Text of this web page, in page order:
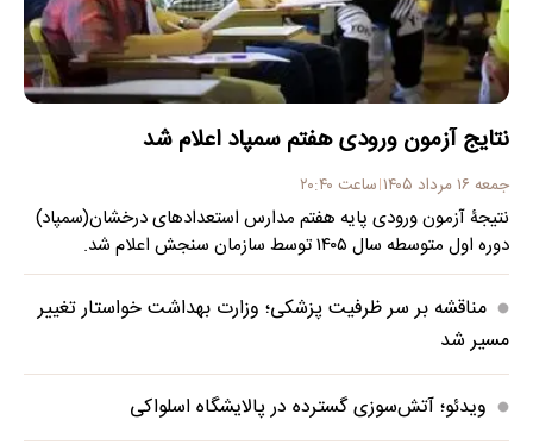
نتایج آزمون ورودی هفتم سمپاد اعلام شد
جمعه ۱۶ مرداد ۱۴۰۵ ساعت ۲۰:۴۰
نتیجۀ آزمون ورودی پایه هفتم مدارس استعدادهای درخشان(سمپاد)
دوره اول متوسطه سال ۱۴۰۵ توسط سازمان سنجش اعلام شد.
مناقشه بر سر ظرفیت پزشکی؛ وزارت بهداشت خواستار تغییر
مسیر شد
ویدئو؛ آتش‌سوزی گسترده در پالایشگاه اسلواکی